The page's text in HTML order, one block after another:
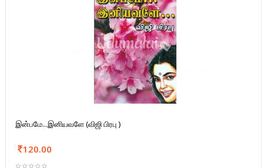
இன்பமே...இனியவளே (விஜி பிரபு )
120.00